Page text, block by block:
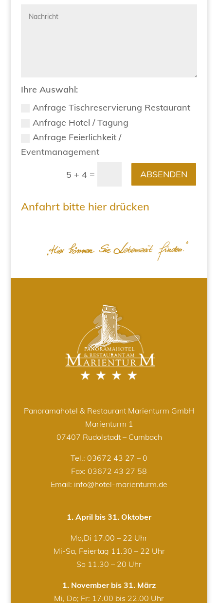
Ihre Auswahl:
Anfrage Tischreservierung Restaurant
Anfrage Hotel / Tagung
Anfrage Feierlichkeit /
Eventmanagement
5 + 4 = ABSENDEN
Anfahrt bitte hier drücken
Panoramahotel & Restaurant Marienturm GmbH
Marienturm 1
07407 Rudolstadt – Cumbach
Tel.: 03672 43 27 – 0
Fax: 03672 43 27 58
Email: info@hotel-marienturm.de
1. April bis 31. Oktober
Mo,Di 17.00 – 22 Uhr
Mi-Sa, Feiertag 11.30 – 22 Uhr
So 11.30 – 20 Uhr
1. November bis 31. März
Mi, Do; Fr: 17.00 bis 22.00 Uhr